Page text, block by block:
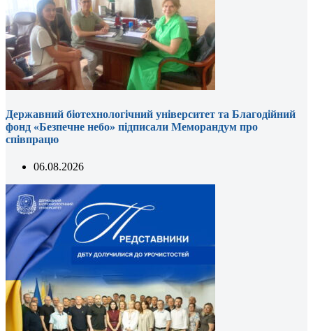
Державний біотехнологічний університет та Благодійний
фонд «Безпечне небо» підписали Меморандум про
співпрацю
06.08.2026